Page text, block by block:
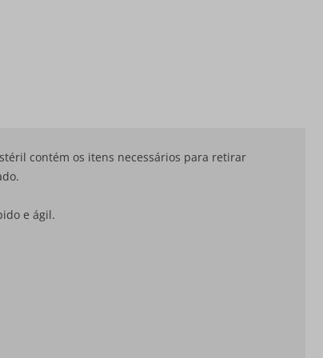
contém os itens necessários para retirar
e ágil.